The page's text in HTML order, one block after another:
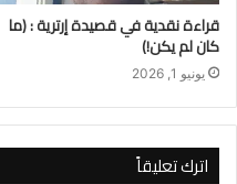
قراءة نقدية في قصيدة إرترية : (ما
كان لم يكن!)
يونيو 1, 2026
اترك تعليقاً